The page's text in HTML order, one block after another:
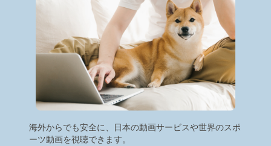
海外からでも安全に、日本の動画サービスや世界のスポ
ーツ動画を視聴できます。